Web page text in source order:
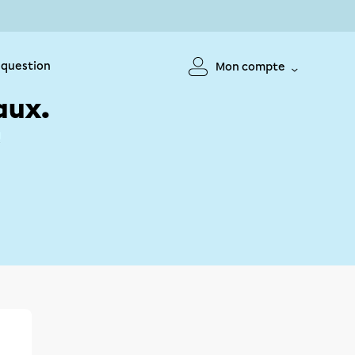
question Mon compte